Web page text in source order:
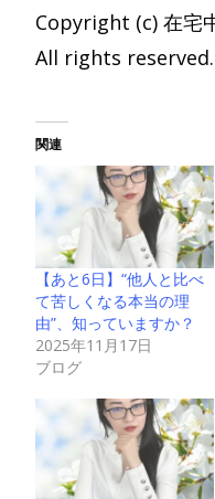
Copyright (c) 在宅
All rights reserved.
関連
【あと6日】“他人と比べ
て苦しくなる本当の理
由”、知っていますか？
2025年11月17日
ブログ